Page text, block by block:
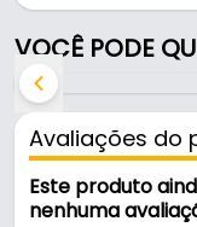
Chata
- Parafusos
Cabeça Chata
- Componentes
Freios / 02 Guias
Conteúdo de
VOCÊ PODE
Avaliações do
Este produto
nenhuma